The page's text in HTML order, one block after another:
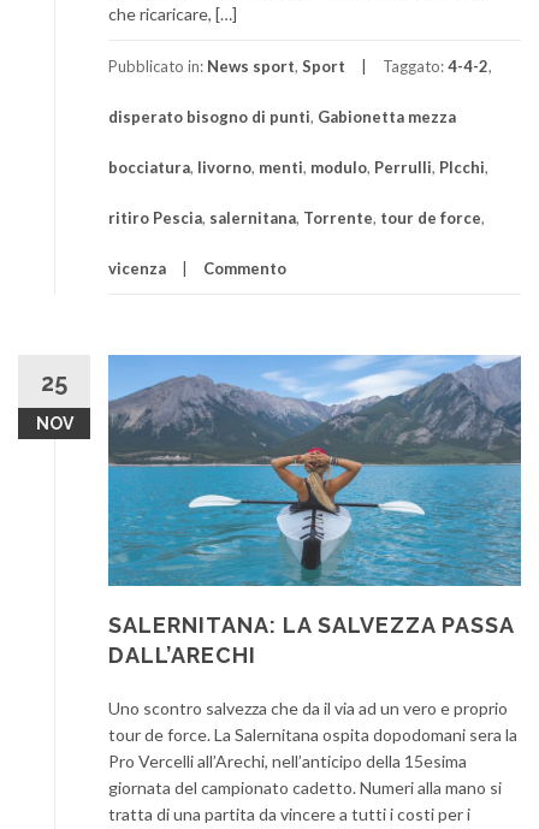
che ricaricare, […]
Pubblicato in: News sport, Sport Taggato:4-4-2,
disperato bisogno di punti, Gabionetta mezza
bocciatura, livorno, menti, modulo, Perrulli, PIcchi,
ritiro Pescia, salernitana, Torrente, tour de force,
vicenza Commento
25
NOV
SALERNITANA: LA SALVEZZA PASSA
DALL’ARECHI
Uno scontro salvezza che da il via ad un vero e proprio
tour de force. La Salernitana ospita dopodomani sera la
Pro Vercelli all’Arechi, nell’anticipo della 15esima
giornata del campionato cadetto. Numeri alla mano si
tratta di una partita da vincere a tutti i costi per i